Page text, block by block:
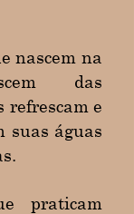
nascem na
das
refrescam e
suas águas
praticam